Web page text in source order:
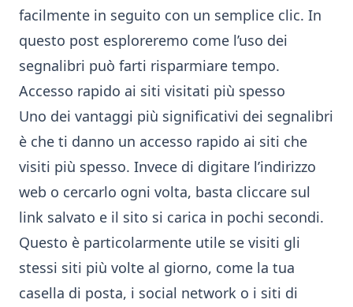
facilmente in seguito con un semplice clic. In
questo post esploreremo come l’uso dei
segnalibri può farti risparmiare tempo.
Accesso rapido ai siti visitati più spesso
Uno dei vantaggi più significativi dei segnalibri
è che ti danno un accesso rapido ai siti che
visiti più spesso. Invece di digitare l’indirizzo
web o cercarlo ogni volta, basta cliccare sul
link salvato e il sito si carica in pochi secondi.
Questo è particolarmente utile se visiti gli
stessi siti più volte al giorno, come la tua
casella di posta, i social network o i siti di